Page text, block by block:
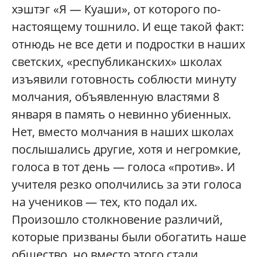
хэштэг «Я — Куаши», от которого по-
настоящему тошнило. И еще такой факт:
отнюдь не все дети и подростки в наших
светских, «республиканских» школах
изъявили готовность соблюсти минуту
молчания, объявленную властями 8
января в память о невинно убиенных.
Нет, вместо молчания в наших школах
послышались другие, хотя и негромкие,
голоса в тот день — голоса «против». И
учителя резко ополчились за эти голоса
на учеников — тех, кто подал их.
Произошло столкновение различий,
которые призваны были обогатить наше